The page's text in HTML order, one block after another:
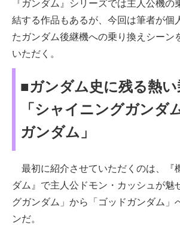
『ガンダム』シリーズでは主人公機の
結する作品もあるが、今回は筆者が個
たガンダム後継機への乗り換えシーン
いただく。
■ガンダム史に残る熱い
「シャイニングガンダ
ガンダム」
最初に紹介させていただくのは、『
ダム』で主人公ドモン・カッシュが魅
グガンダム」から「ゴッドガンダム」
ンだ。